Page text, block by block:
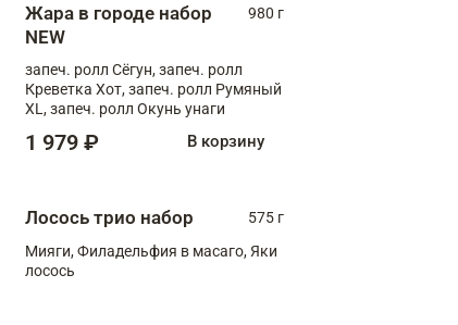
Жара в городе набор
NEW
980 г
запеч. ролл Сёгун, запеч. ролл
Креветка Хот, запеч. ролл Румяный
XL, запеч. ролл Окунь унаги
1 979 ₽ В корзину
Лосось трио набор
575 г
Мияги, Филадельфия в масаго, Яки
лосось